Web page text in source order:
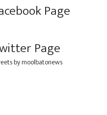
Page
Page
by moolbatonews